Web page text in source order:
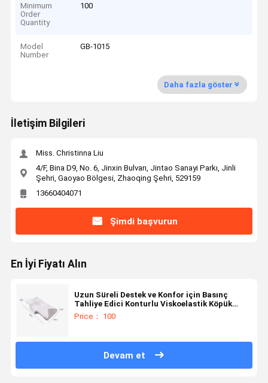
Minimum
Order
Quantity
100
Model
Number
GB-1015
Daha fazla göster
İletişim Bilgileri
Miss. Christinna Liu
4/F, Bina D9, No. 6, Jinxin Bulvarı, Jintao Sanayi Parkı, Jinli
Şehri, Gaoyao Bölgesi, Zhaoqing Şehri, 529159
13660404071
Şimdi başvurun
En İyi Fiyatı Alın
Uzun Süreli Destek ve Konfor için Basınç
Tahliye Edici Konturlu Viskoelastik Köpük
Minder
Price： 100
Devam et